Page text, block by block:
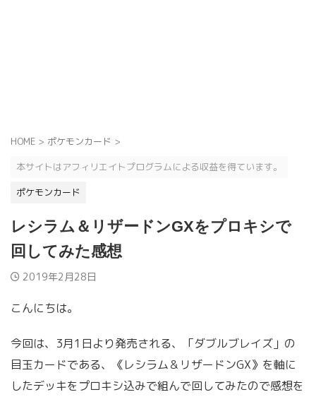
HOME > ポケモンカード >
本サイトはアフィリエイトプログラムによる収益を得ています。
ポケモンカード
レシラム＆リザードンGXをプロキシで
回してみた感想
2019年2月28日
こんにちは。
今回は、3月1日より発売される、「ダブルブレイズ」の
目玉カードである、《レシラム＆リザードンGX》を軸に
したデッキをプロキシ込みで組んで回してみたので感想を